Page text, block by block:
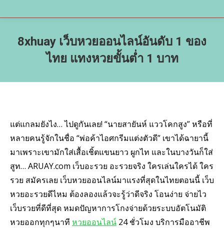
8xhuay เว็บหวยออนไลน์อันดับ 1 ของ
ไทย แทงหวยขั้นต่ำ 1 บาท
แต่แกลมยังไง… ไปดูกันเลย! “นายสายันห์ แววโคกสูง” หรือที่
หลายคนรู้จักในชื่อ “พ่อค้าไอศกรีมแต่งตัวดี” เขาได้ฉายานี้
มาเพราะเขามักใส่เสื้อเชิ้ตแขนยาว ผูกไท และในบางวันก็ใส่
สูท… ARUAY.com เว็บอะรวย อะรวยจริง ใครเล่นใครได้ ใคร
รวย สมัครเลย เว็บหวยออนไลน์มาแรงที่สุดในไทยตอนนี้ เว็บ
หวยอะรวยดีไหม ต้องลองแล้วจะรู้ว่าดีจริง โอนง่าย จ่ายไว
เว็บรวยที่ดีที่สุด หมดปัญหาการโกงจ่ายด้วยระบบอัตโนมัติ
หวยออกทุกๆนาที หวยออนไลน์ 24 ชั่วโมง บริการมืออาชีพ